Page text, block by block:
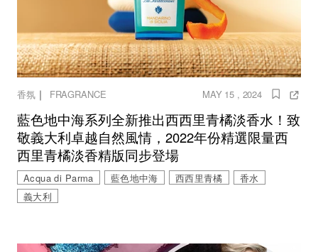
香氛｜ FRAGRANCE MAY 15 , 2024
藍色地中海系列全新推出西西里青橘淡香水！致
敬義大利卓越自然風情，2022年份精選限量西
西里青橘淡香精版同步登場
Acqua di Parma 藍色地中海 西西里青橘
香水
義大利